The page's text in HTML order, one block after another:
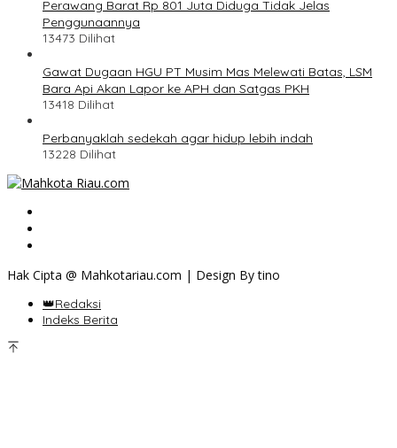
Perawang Barat Rp 801 Juta Diduga Tidak Jelas
Penggunaannya
13473 Dilihat
Gawat Dugaan HGU PT Musim Mas Melewati Batas, LSM
Bara Api Akan Lapor ke APH dan Satgas PKH
13418 Dilihat
Perbanyaklah sedekah agar hidup lebih indah
13228 Dilihat
Hak Cipta @ Mahkotariau.com | Design By tino
👑Redaksi
Indeks Berita